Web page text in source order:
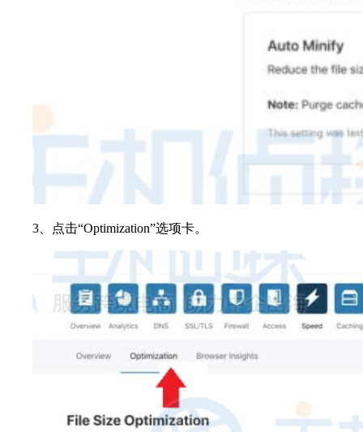
3、点击“Optimization”选项卡。